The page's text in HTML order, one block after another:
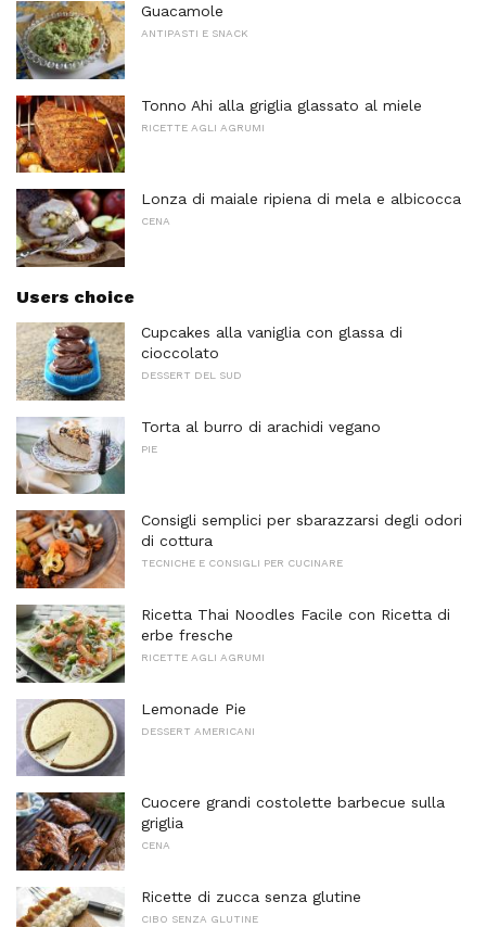
Guacamole
ANTIPASTI E SNACK
Tonno Ahi alla griglia glassato al miele
RICETTE AGLI AGRUMI
Lonza di maiale ripiena di mela e albicocca
CENA
Users choice
Cupcakes alla vaniglia con glassa di
cioccolato
DESSERT DEL SUD
Torta al burro di arachidi vegano
PIE
Consigli semplici per sbarazzarsi degli odori
di cottura
TECNICHE E CONSIGLI PER CUCINARE
Ricetta Thai Noodles Facile con Ricetta di
erbe fresche
RICETTE AGLI AGRUMI
Lemonade Pie
DESSERT AMERICANI
Cuocere grandi costolette barbecue sulla
griglia
CENA
Ricette di zucca senza glutine
CIBO SENZA GLUTINE